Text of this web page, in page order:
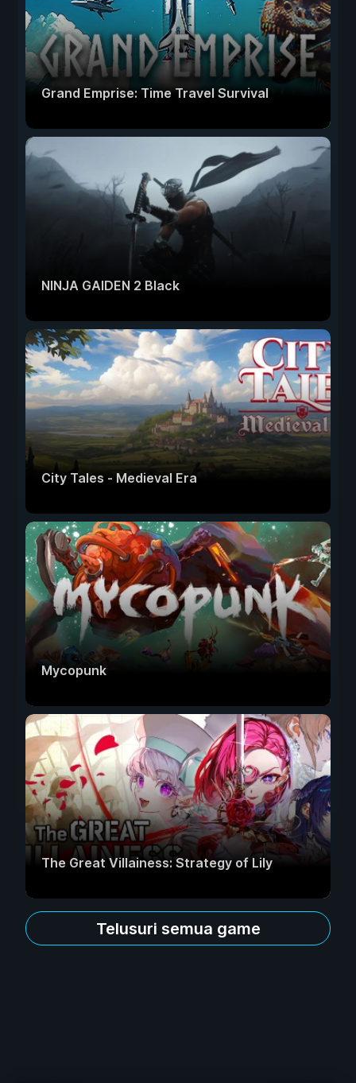
Grand Emprise: Time Travel Survival
NINJA GAIDEN 2 Black
City Tales - Medieval Era
Mycopunk
The Great Villainess: Strategy of Lily
Telusuri semua game